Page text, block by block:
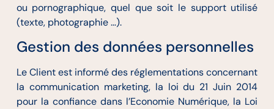
ou pornographique, quel que soit le support utilisé
(texte, photographie …).
Gestion des données personnelles
Le Client est informé des réglementations concernant
la communication marketing, la loi du 21 Juin 2014
pour la confiance dans l’Economie Numérique, la Loi